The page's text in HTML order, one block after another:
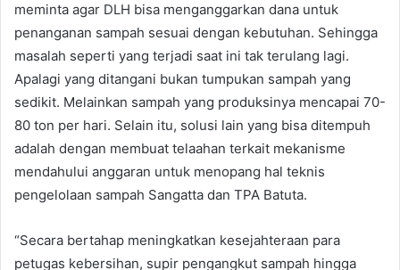
meminta agar DLH bisa menganggarkan dana untuk
penanganan sampah sesuai dengan kebutuhan. Sehingga
masalah seperti yang terjadi saat ini tak terulang lagi.
Apalagi yang ditangani bukan tumpukan sampah yang
sedikit. Melainkan sampah yang produksinya mencapai 70-
80 ton per hari. Selain itu, solusi lain yang bisa ditempuh
adalah dengan membuat telaahan terkait mekanisme
mendahului anggaran untuk menopang hal teknis
pengelolaan sampah Sangatta dan TPA Batuta.
“Secara bertahap meningkatkan kesejahteraan para
petugas kebersihan, supir pengangkut sampah hingga